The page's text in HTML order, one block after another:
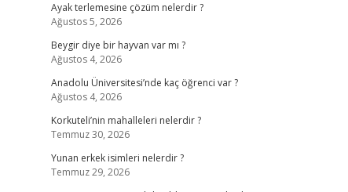
Ayak terlemesine çözüm nelerdir ?
Ağustos 5, 2026
Beygir diye bir hayvan var mı ?
Ağustos 4, 2026
Anadolu Üniversitesi’nde kaç öğrenci var ?
Ağustos 4, 2026
Korkuteli’nin mahalleleri nelerdir ?
Temmuz 30, 2026
Yunan erkek isimleri nelerdir ?
Temmuz 29, 2026